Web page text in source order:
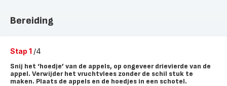
Bereiding
Stap 1 /4
Snij het ‘hoedje’ van de appels, op ongeveer drievierde van de
appel. Verwijder het vruchtvlees zonder de schil stuk te
maken. Plaats de appels en de hoedjes in een schotel.